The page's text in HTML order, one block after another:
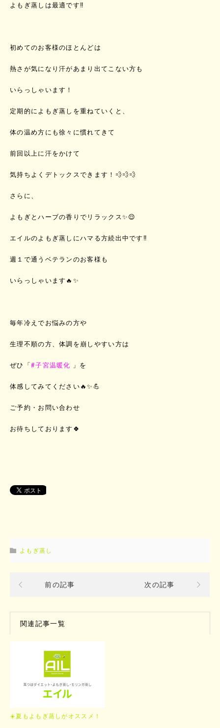
よもぎ蒸しは最適です‼️
初めてのお客様のほとんどは
熱さが気になり汗があまり出てこない方も
いらっしゃいます！
定期的によもぎ蒸しを重ねていくと、
体の温め方にも徐々に慣れてきて
前回以上に汗をかけて
気持ちよくデトックスできます！💨💨💨
さらに、
よもぎとハーブの香りでリラックス✨😌
エイルのよもぎ蒸しにハマる方続出中です‼️
週１で通うベテランのお客様も
いらっしゃいます🔥✨
毎年冷えでお悩みの方や
生理不順の方、体調を崩しやすい方は
ぜひ「#子宮温暖化 」を
体感してみてください🔥✨💪
ご予約・お問い合わせ
お待ちしております🍀
よもぎ蒸し
前の記事 次の記事
関連記事一覧
☀️夏もよもぎ蒸しがオススメ！